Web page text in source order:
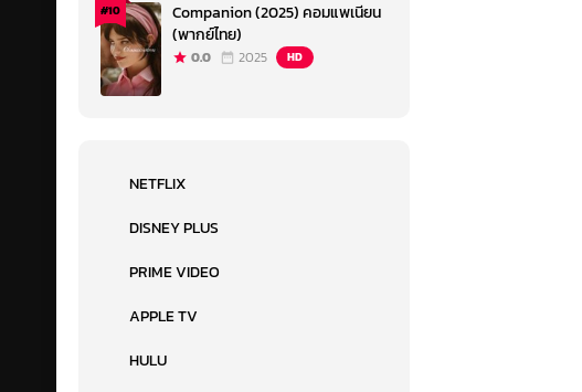
#10
Companion (2025) คอมแพเนียน
(พากย์ไทย)
0.0 2025 HD
NETFLIX
DISNEY PLUS
PRIME VIDEO
APPLE TV
HULU